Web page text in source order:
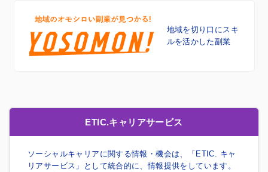
地域を切り口に スキ
ルを活かした副業
ETIC.キャリアサービス
ソーシャルキャリアに関する情報・機会は、「ETIC. キャ
リアサービス」として統合的に、情報提供をしています。